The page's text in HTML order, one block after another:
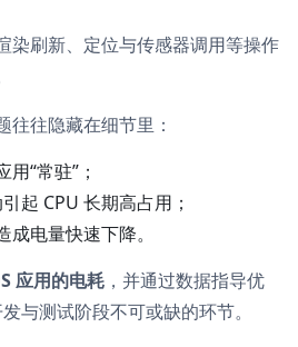
染刷新、定位与传感器调用等操作
往往隐藏在细节里：
“常驻”；
起 CPU 长期高占用；
电量快速下降。
应用的电耗 ，并通过数据指导优
与测试阶段不可或缺的环节。